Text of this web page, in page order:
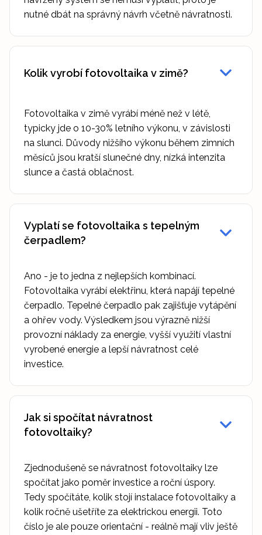
nutné dbát na správný návrh včetně návratnosti.
Kolik vyrobí fotovoltaika v zimě?
Fotovoltaika v zimě vyrábí méně než v létě,
typicky jde o 10-30% letního výkonu, v závislosti
na slunci. Důvody nižšího výkonu během zimních
měsíců jsou kratší slunečné dny, nízká intenzita
slunce a častá oblačnost.
Vyplatí se fotovoltaika s tepelným
čerpadlem?
Ano - je to jedna z nejlepších kombinací.
Fotovoltaika vyrábí elektřinu, která napájí tepelné
čerpadlo. Tepelné čerpadlo pak zajišťuje vytápění
a ohřev vody. Výsledkem jsou výrazně nižší
provozní náklady za energie, vyšší využití vlastní
vyrobené energie a lepší návratnost celé
investice.
Jak si spočítat návratnost
fotovoltaiky?
Zjednodušeně se návratnost fotovoltaiky lze
spočítat jako poměr investice a roční úspory.
Tedy spočítáte, kolik stojí instalace fotovoltaiky a
kolik ročně ušetříte za elektrickou energii. Toto
číslo je ale pouze orientační - reálně mají vliv ještě